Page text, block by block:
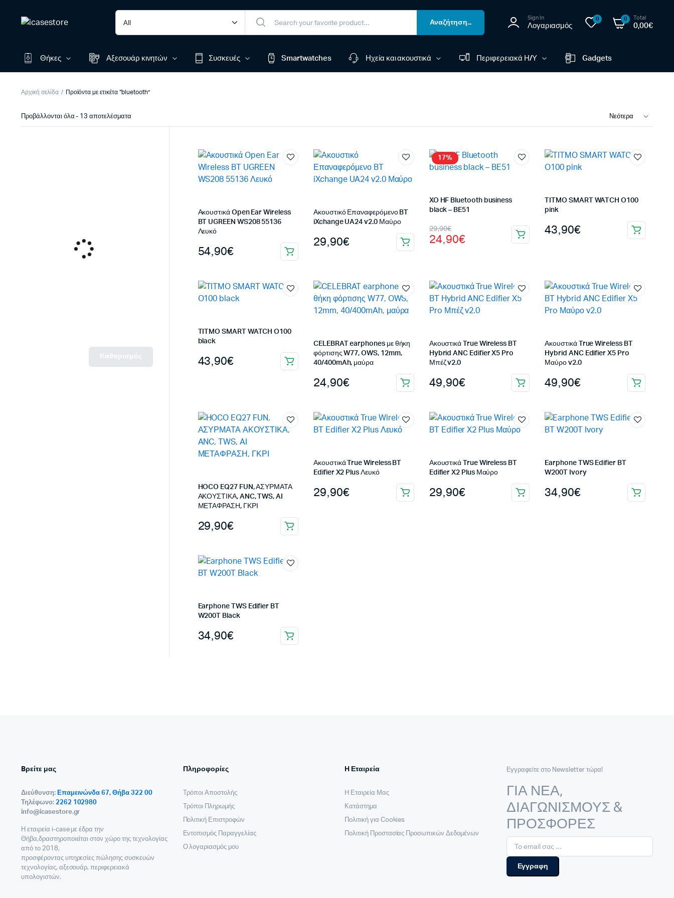
Αναζήτηση...
Sign In
Λογαριασμός
0 0 Total
0,00€
Θήκες Αξεσουάρ κινητών Συσκευές Smartwatches Ηχεία και ακουστικά Περιφερειακά Η/Υ Gadgets
Αρχική σελίδα Προϊόντα με ετικέτα “bluetooth”
Προβάλλονται όλα - 13 αποτελέσματαSorted
by
Ακουστικά Open Ear Wireless
BT UGREEN WS208 55136
Λευκό
54,90€
Ακουστικό Επαναφερόμενο BT
iXchange UA24 v2.0 Μαύρο
29,90€
17%
XO HF Bluetooth business
black – BE51
29,90€
Original
price
29,90€.
24,90€
Η
τρέχουσα
είναι:
24,90€.
TITMO SMART WATCH O100
pink
43,90€
TITMO SMART WATCH O100
black
43,90€
CELEBRAT earphones με θήκη
φόρτισης W77, OWS, 12mm,
40/400mAh, μαύρα
24,90€
Ακουστικά True Wireless BT
Hybrid ANC Edifier X5 Pro
Μπέζ v2.0
49,90€
Ακουστικά True Wireless BT
Hybrid ANC Edifier X5 Pro
Μαύρο v2.0
49,90€
HOCO EQ27 FUN, ΑΣΥΡΜΑΤΑ
ΑΚΟΥΣΤΙΚΑ, ANC, TWS, AI
ΜΕΤΑΦΡΑΣΗ, ΓΚΡΙ
29,90€
Ακουστικά True Wireless BT
Edifier X2 Plus Λευκό
29,90€
Ακουστικά True Wireless BT
Edifier X2 Plus Μαύρο
29,90€
Earphone TWS Edifier BT
W200T Ivory
34,90€
Earphone TWS Edifier BT
W200T Black
34,90€
Καθαρισμός
Bρείτε μας
Διεύθυνση: Επαμεινώνδα 67, Θήβα 322 00
Τηλέφωνο: 2262 102980
info@icasestore.gr
Η εταιρεία i-case με έδρα την
Θήβα,δραστηροποιείται στον χώρο της τεχνολογίας
από το 2018,
προσφέροντας υπηρεσίες πώλησης συσκευών
τεχνολογίας, αξεσουάρ, περιφερειακά
υπολογιστών.
Πληροφορίες
Τρόποι Αποστολής
Τρόποι Πληρωμής
Πολιτική Επιστροφών
Εντοπισμός Παραγγελίας
Ο λογαριασμός μου
Η Εταιρεία
Η Εταιρεία Μας
Κατάστημα
Πολιτική για Cookies
Πολιτική Προστασίας Προσωπικών Δεδομένων
Εγγραφείτε στο Newsletter τώρα!
ΓΙΑ ΝΕΑ,
ΔΙΑΓΩΝΙΣΜΟΥΣ &
ΠΡΟΣΦΟΡΕΣ